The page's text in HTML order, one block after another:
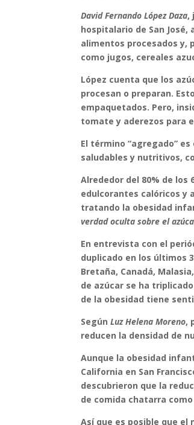
David Fernando López Daza,
hospitalario de San
alimentos procesados y,
como jugos, cereales
López cuenta que los
procesan o preparan.
empaquetados. Pero,
tomate y aderezos para
El término “agregado”
saludables y nutritivos,
Alrededor del 80% de los
edulcorantes calóricos y
tratando la obesidad
verdad oculta sobre el
En entrevista con el
duplicado en los últimos
Bretaña, Canadá,
de azúcar se ha
de la obesidad tiene
SegúnLuz Helena Moreno,
reducen la densidad de
Aunque la obesidad
California en San
descubrieron que la
de comida chatarra
Así que es posible que